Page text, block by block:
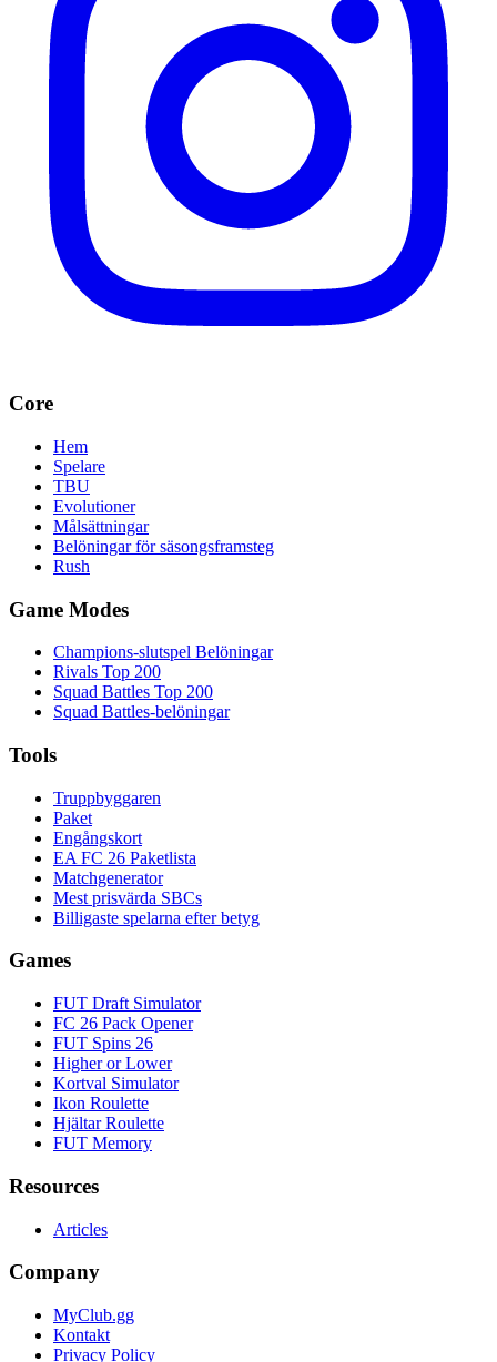
Core
Hem
Spelare
TBU
Evolutioner
Målsättningar
Belöningar för säsongsframsteg
Rush
Game Modes
Champions-slutspel Belöningar
Rivals Top 200
Squad Battles Top 200
Squad Battles-belöningar
Tools
Truppbyggaren
Paket
Engångskort
EA FC 26 Paketlista
Matchgenerator
Mest prisvärda SBCs
Billigaste spelarna efter betyg
Games
FUT Draft Simulator
FC 26 Pack Opener
FUT Spins 26
Higher or Lower
Kortval Simulator
Ikon Roulette
Hjältar Roulette
FUT Memory
Resources
Articles
Company
MyClub.gg
Kontakt
Privacy Policy